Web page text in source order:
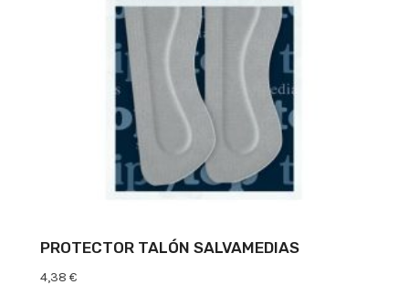
PROTECTOR TALÓN SALVAMEDIAS
4,38 €